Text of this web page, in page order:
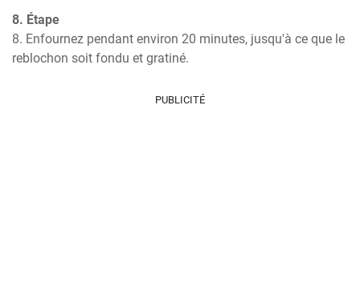
8. Étape
8. Enfournez pendant environ 20 minutes, jusqu'à ce que le
reblochon soit fondu et gratiné.
PUBLICITÉ